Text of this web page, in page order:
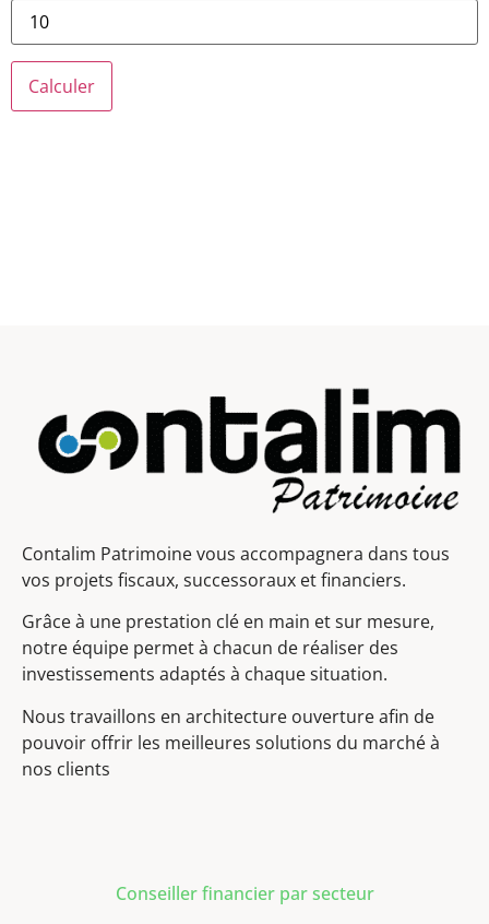
Calculer
Contalim Patrimoine vous accompagnera dans tous
vos projets fiscaux, successoraux et financiers.
Grâce à une prestation clé en main et sur mesure,
notre équipe permet à chacun de réaliser des
investissements adaptés à chaque situation.
Nous travaillons en architecture ouverture afin de
pouvoir offrir les meilleures solutions du marché à
nos clients
Conseiller financier par secteur